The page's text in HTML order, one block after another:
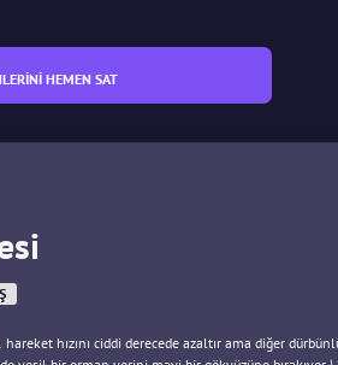
HEMEN SAT
hızını ciddi derecede azaltır ama diğer